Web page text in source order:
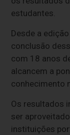
estudantes.
Desde a
conclusão
com 18 anos
alcancem a
conhecimento
Os resultados
ser
instituições